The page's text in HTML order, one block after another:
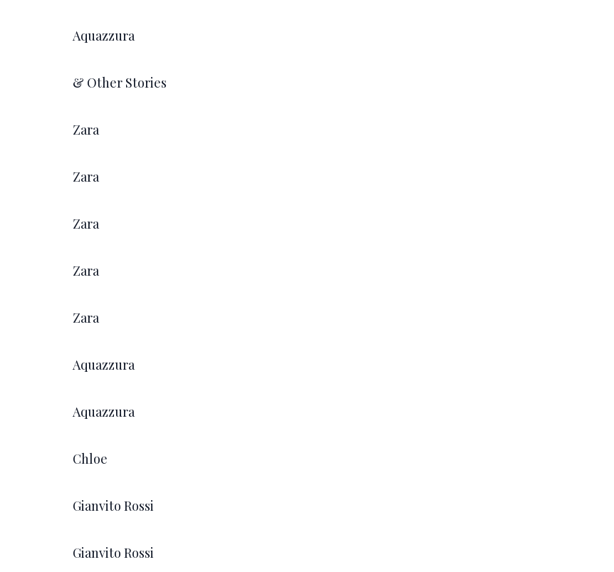
Aquazzura
& Other Stories
Zara
Zara
Zara
Zara
Zara
Aquazzura
Aquazzura
Chloe
Gianvito Rossi
Gianvito Rossi